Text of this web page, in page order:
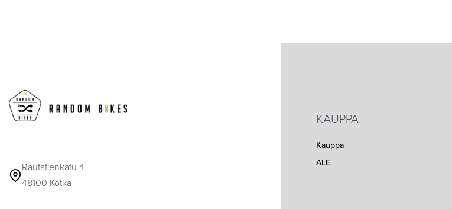
Rautatienkatu 4
48100 Kotka
KAUPPA
Kauppa
ALE